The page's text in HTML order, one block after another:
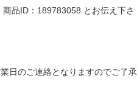
商品ID：189783058 とお伝え下さ
日のご連絡となりますのでご了承